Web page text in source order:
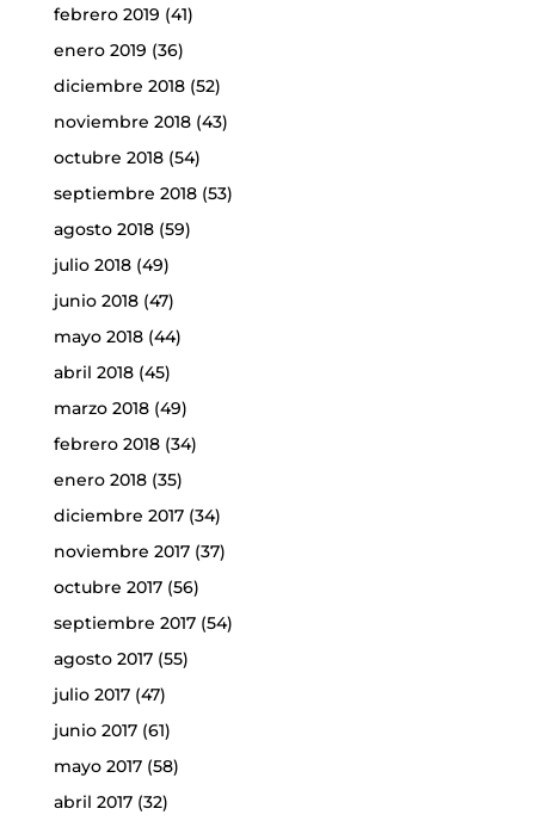
febrero 2019 (41)
enero 2019 (36)
diciembre 2018(52)
noviembre 2018(43)
octubre 2018(54)
septiembre 2018(53)
agosto 2018(59)
julio 2018(49)
junio 2018(47)
mayo 2018(44)
abril 2018(45)
marzo 2018(49)
febrero 2018(34)
enero 2018(35)
diciembre 2017(34)
noviembre 2017(37)
octubre 2017(56)
septiembre 2017(54)
agosto 2017(55)
julio 2017(47)
junio 2017(61)
mayo 2017(58)
abril 2017(32)